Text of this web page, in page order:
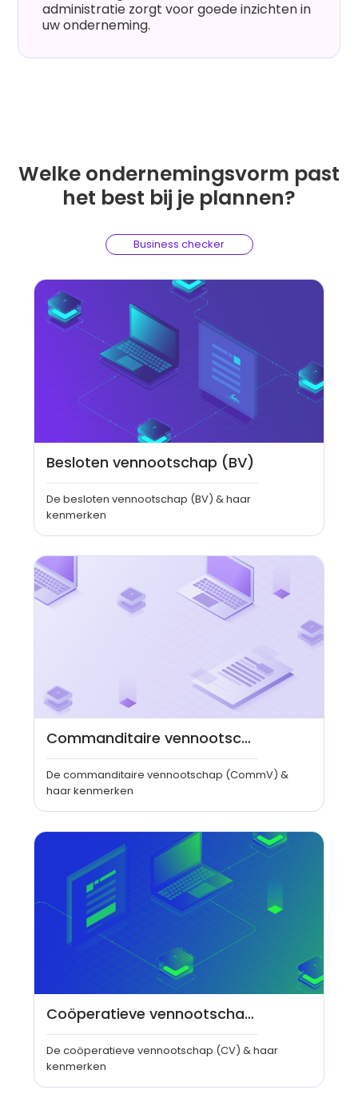
administratie zorgt voor goede inzichten in
uw onderneming.
Welke ondernemingsvorm past
het best bij je plannen?
Business checker
Besloten vennootschap (BV)
De besloten vennootschap (BV) & haar
kenmerken
Commanditaire vennootschap (CommV)
De commanditaire vennootschap (CommV) &
haar kenmerken
Coöperatieve vennootschap (CV)
De coöperatieve vennootschap (CV) & haar
kenmerken